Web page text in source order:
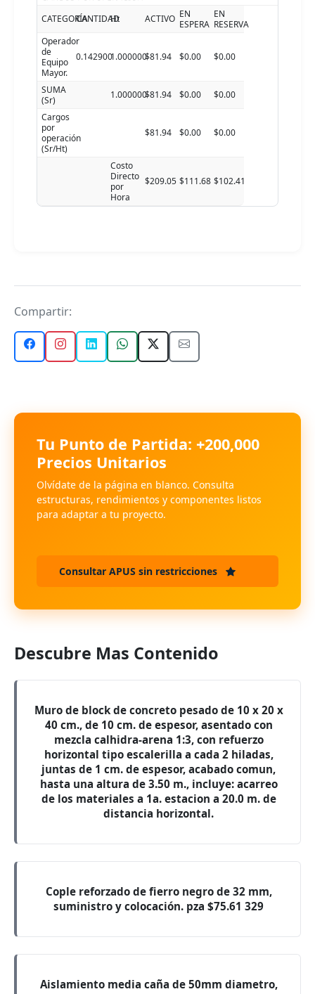
CATEGORÍACANTIDAD
Ht ACTIVO EN
ESPERA
EN
RESERVA
Operador
de
Equipo
Mayor.
0.1429001.000000$81.94 $0.00 $0.00
SUMA
(Sr)
1.000000$81.94 $0.00
$0.00
Cargos
por
operación
(Sr/Ht)
$81.94 $0.00 $0.00
Costo
Directo
por
Hora
$209.05 $111.68 $102.41
Compartir:
Tu Punto de Partida: +200,000
Precios Unitarios
Olvídate de la página en blanco. Consulta
estructuras, rendimientos y componentes listos
para adaptar a tu proyecto.
Consultar APUS sin restricciones
Descubre Mas Contenido
Muro de block de concreto pesado de 10 x 20 x
40 cm., de 10 cm. de espesor, asentado con
mezcla calhidra-arena 1:3, con refuerzo
horizontal tipo escalerilla a cada 2 hiladas,
juntas de 1 cm. de espesor, acabado comun,
hasta una altura de 3.50 m., incluye: acarreo
de los materiales a 1a. estacion a 20.0 m. de
distancia horizontal.
Cople reforzado de fierro negro de 32 mm,
suministro y colocación. pza $75.61 329
Aislamiento media caña de 50mm diametro,